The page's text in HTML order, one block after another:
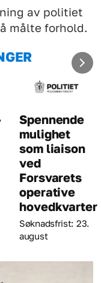
av politiet
målte forhold.
Spennende
mulighet
som liaison
ved
Forsvarets
operative
hovedkvarter
Søknadsfrist: 23.
august